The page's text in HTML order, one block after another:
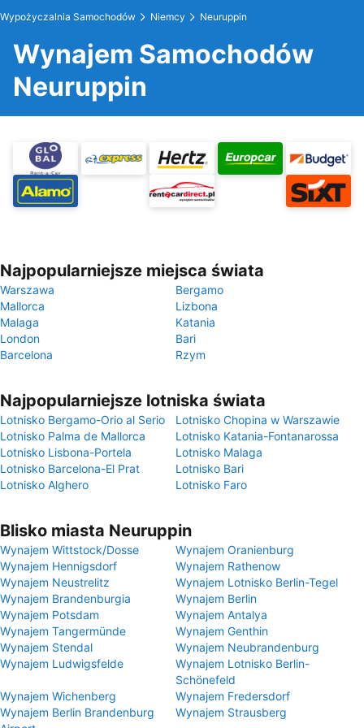
Wypożyczalnia Samochodów Niemcy Neuruppin
Wynajem Samochodów
Neuruppin
Najpopularniejsze miejsca świata
Warszawa
Bergamo
Mallorca
Lizbona
Malaga
Katania
London
Bari
Barcelona
Rzym
Najpopularniejsze lotniska świata
Lotnisko Bergamo-Orio al Serio
Lotnisko Chopina w Warszawie
Lotnisko Palma de Mallorca
Lotnisko Katania-Fontanarossa
Lotnisko Lisbona-Portela
Lotnisko Malaga
Lotnisko Barcelona-El Prat
Lotnisko Bari
Lotnisko Alghero
Lotnisko Faro
Blisko miasta Neuruppin
Wynajem Wittstock/Dosse
Wynajem Oranienburg
Wynajem Hennigsdorf
Wynajem Rathenow
Wynajem Neustrelitz
Wynajem Lotnisko Berlin-Tegel
Wynajem Brandenburgia
Wynajem Berlin
Wynajem Potsdam
Wynajem Antalya
Wynajem Tangermünde
Wynajem Genthin
Wynajem Stendal
Wynajem Neubrandenburg
Wynajem Ludwigsfelde
Wynajem Lotnisko Berlin-
Schönefeld
Wynajem Wichenberg
Wynajem Fredersdorf
Wynajem Berlin Brandenburg
Wynajem Strausberg